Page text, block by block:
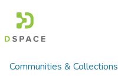
Communities & Collections
Home Факультети